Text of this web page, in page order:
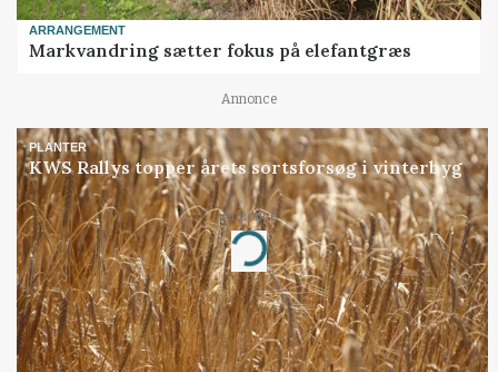
ARRANGEMENT
Markvandring sætter fokus på elefantgræs
Annonce
PLANTER
KWS Rallys topper årets sortsforsøg i vinterbyg
Annonce
Loading...
Jobs